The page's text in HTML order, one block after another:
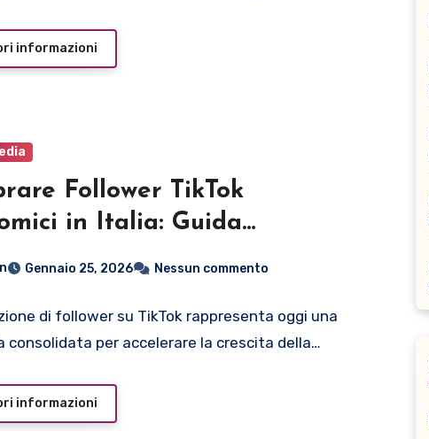
informazioni
Follower TikTok
in Italia: Guida
ai Migliori Siti (2026)
Gennaio 25, 2026 Nessun commento
di follower su TikTok rappresenta oggi una
consolidata per accelerare la crescita della…
informazioni